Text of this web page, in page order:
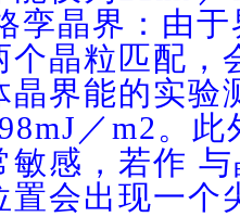
晶界：由于
个晶粒匹配，
晶界能的实验
／m2。
敏感，若作
置会出现一个